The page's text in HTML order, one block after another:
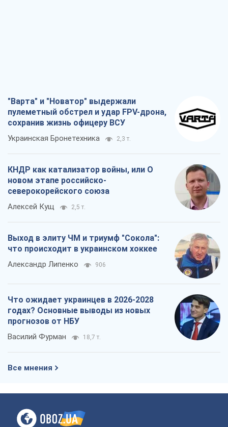
"Варта" и "Новатор" выдержали
пулеметный обстрел и удар FPV-дрона,
сохранив жизнь офицеру ВСУ
Украинская Бронетехника 2,3 т.
КНДР как катализатор войны, или О
новом этапе российско-
северокорейского союза
Алексей Кущ 2,5 т.
Выход в элиту ЧМ и триумф "Сокола":
что происходит в украинском хоккее
Александр Липенко 906
Что ожидает украинцев в 2026-2028
годах? Основные выводы из новых
прогнозов от НБУ
Василий Фурман 18,7 т.
Все мнения